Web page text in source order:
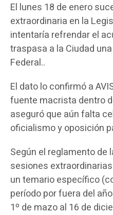
El lunes 18 de enero
extraordinaria en la
intentaría refrendar el
traspasa a la Ciudad
Federal..
El dato lo confirmó a
fuente macrista dentro
aseguró que aún falta
oficialismo y oposición
Según el reglamento de
sesiones
un temario específico
período por fuera del
1º de mazo al 16 de